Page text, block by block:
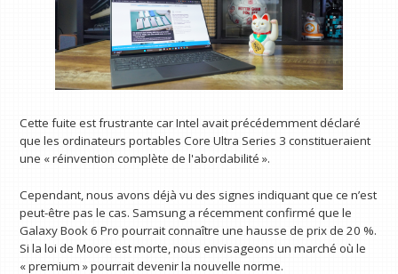
Cette fuite est frustrante car Intel avait précédemment déclaré
que les ordinateurs portables Core Ultra Series 3 constitueraient
une « réinvention complète de l'abordabilité ».
Cependant, nous avons déjà vu des signes indiquant que ce n’est
peut-être pas le cas. Samsung a récemment confirmé que le
Galaxy Book 6 Pro pourrait connaître une hausse de prix de 20 %.
Si la loi de Moore est morte, nous envisageons un marché où le
« premium » pourrait devenir la nouvelle norme.